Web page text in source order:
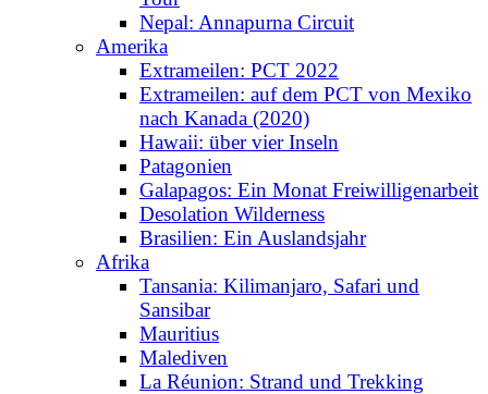
Nepal: Annapurna Circuit
Amerika
Extrameilen: PCT 2022
Extrameilen: auf dem PCT von Mexiko
nach Kanada (2020)
Hawaii: über vier Inseln
Patagonien
Galapagos: Ein Monat Freiwilligenarbeit
Desolation Wilderness
Brasilien: Ein Auslandsjahr
Afrika
Tansania: Kilimanjaro, Safari und
Sansibar
Mauritius
Malediven
La Réunion: Strand und Trekking